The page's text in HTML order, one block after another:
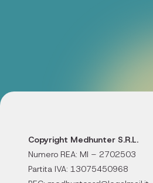
Copyright Medhunter S.R.L.
Numero REA: MI – 2702503
Partita IVA: 13075450968